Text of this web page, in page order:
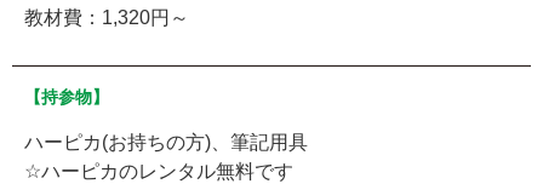
教材費：1,320円～
【持参物】
ハーピカ(お持ちの方)、筆記用具
☆ハーピカのレンタル無料です